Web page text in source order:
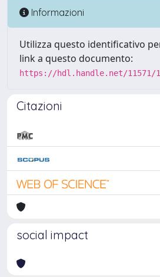
Informazioni
Utilizza questo identificativo
link a questo documento:
https://hdl.handle.net/11571/
Citazioni
social impact